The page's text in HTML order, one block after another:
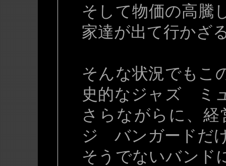
そして物価の高騰
家達が出て行かざ
そんな状況でもこ
史的なジャズ ミ
さらながらに、
ジ バンガードだ
そうでないバンド